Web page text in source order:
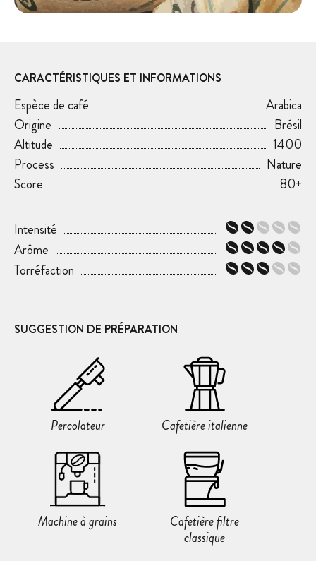
CARACTÉRISTIQUES ET INFORMATIONS
Espèce de café
Arabica
Origine
Brésil
Altitude
1400
Process
Nature
Score
80+
Intensité
Arôme
Torréfaction
SUGGESTION DE PRÉPARATION
Percolateur Cafetière italienne
Machine à grains
Cafetière filtre
classique